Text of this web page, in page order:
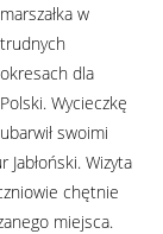
marszałka w
trudnych
okresach dla
Polski. Wycieczkę
ubarwił swoimi
Wizyta
chętnie
miejsca.